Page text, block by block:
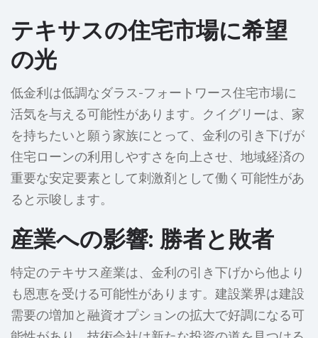
テキサスの住宅市場に希望
の光
低金利は低調なダラス-フォートワース住宅市場に
活気を与える可能性があります。クイグリーは、家
を持ちたいと願う家族にとって、金利の引き下げが
住宅ローンの利用しやすさを向上させ、地域経済の
重要な安定要素として刺激剤として働く可能性があ
ると示唆します。
産業への影響: 勝者と敗者
特定のテキサス産業は、金利の引き下げから他より
も恩恵を受ける可能性があります。建設業界は建設
需要の増加と融資オプションの拡大で好調になる可